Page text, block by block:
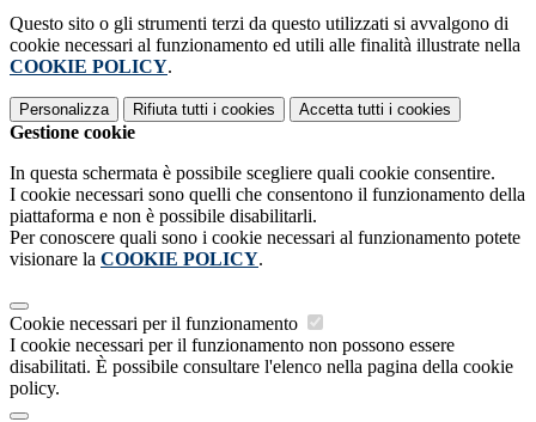
Questo sito o gli strumenti terzi da questo utilizzati si avvalgono di
cookie necessari al funzionamento ed utili alle finalità illustrate nella
COOKIE POLICY.
Personalizza Rifiuta tutti i cookies Accetta tutti i cookies
Gestione cookie
In questa schermata è possibile scegliere quali cookie consentire.
I cookie necessari sono quelli che consentono il funzionamento della
piattaforma e non è possibile disabilitarli.
Per conoscere quali sono i cookie necessari al funzionamento potete
visionare la COOKIE POLICY.
Cookie necessari per il funzionamento
I cookie necessari per il funzionamento non possono essere
disabilitati. È possibile consultare l'elenco nella pagina della cookie
policy.